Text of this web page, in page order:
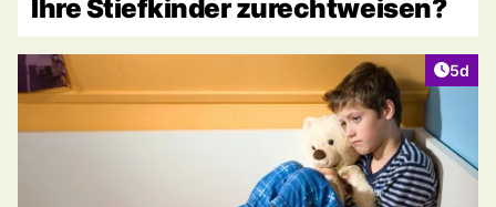
Ihre Stiefkinder zurechtweisen?
5d